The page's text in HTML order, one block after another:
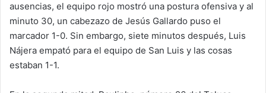
ausencias, el equipo rojo mostró una postura ofensiva y al
minuto 30, un cabezazo de Jesús Gallardo puso el
marcador 1-0. Sin embargo, siete minutos después, Luis
Nájera empató para el equipo de San Luis y las cosas
estaban 1-1.